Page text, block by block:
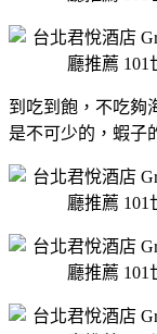
到吃到飽，不吃夠
是不可少的，蝦子